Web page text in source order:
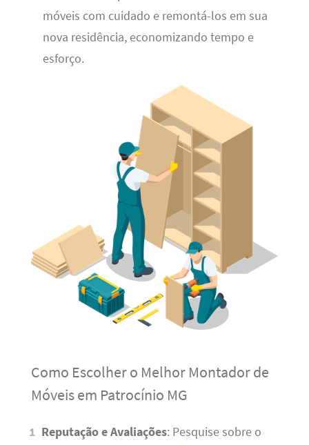
móveis com cuidado e remontá-los em sua
nova residência, economizando tempo e
esforço.
Como Escolher o Melhor Montador de
Móveis em Patrocínio MG
Reputação e Avaliações: Pesquise sobre o